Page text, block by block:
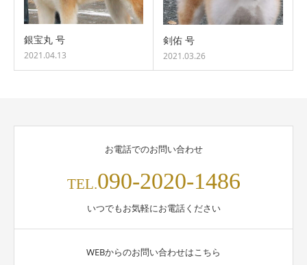
銀宝丸 号
2021.04.13
剣佑 号
2021.03.26
お電話でのお問い合わせ
TEL.090-2020-1486
いつでもお気軽にお電話ください
WEBからのお問い合わせはこちら